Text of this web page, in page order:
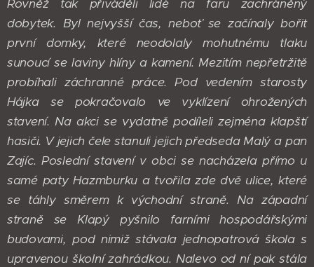
Rovněž tak přiváděli lidé na faru zachráněný
dobytek. Byl nejvyšší čas, neboť se začínaly bořit
první domky, které neodolaly mohutnému tlaku
sunoucí se laviny hlíny a kamení. Mezitím nepřetržitě
probíhali záchranné práce. Pod vedením starosty
Hájka se pokračovalo ve vyklízení ohrožených
stavení. Na akci se vydatně podíleli zejména klapští
hasiči. V jejich čele stanuli jejich předseda Malý a pan
Zajíc. Poslední stavení v obci se nacházela přímo u
samé paty Hazmburku a tvořila zde dvě ulice, které
se táhly směrem k východní straně. Na západní
straně se Klapý pyšnilo farními hospodářskými
budovami, pod nimiž stávala jednopatrová škola s
upravenou školní zahrádkou. Nalevo od ní pak stála